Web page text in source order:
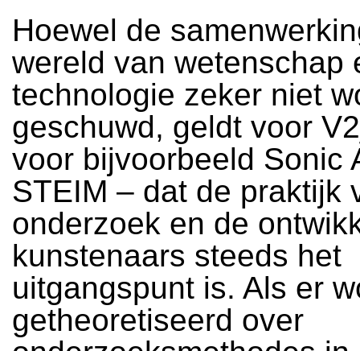
Hoewel de
wereld van wetenschap
technologie zeker niet
geschuwd, geldt voor
voor bijvoorbeeld Sonic
STEIM – dat de praktijk
onderzoek en de
kunstenaars steeds het
uitgangspunt is. Als er
getheoretiseerd over